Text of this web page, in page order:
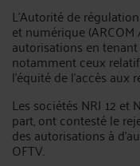
L'Autorité de
et numérique
autorisations en
notamment ceux
l'équité de l'accès aux
Les sociétés NRJ 12 et
part, ont contesté le
des autorisations à
OFTV.